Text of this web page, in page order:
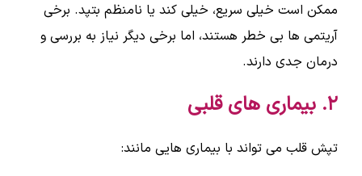
ممکن است خیلی سریع، خیلی کند یا نامنظم بتپد. برخی
آریتمی ها بی خطر هستند، اما برخی دیگر نیاز به بررسی و
درمان جدی دارند.
۲. بیماری های قلبی
تپش قلب می تواند با بیماری هایی مانند: